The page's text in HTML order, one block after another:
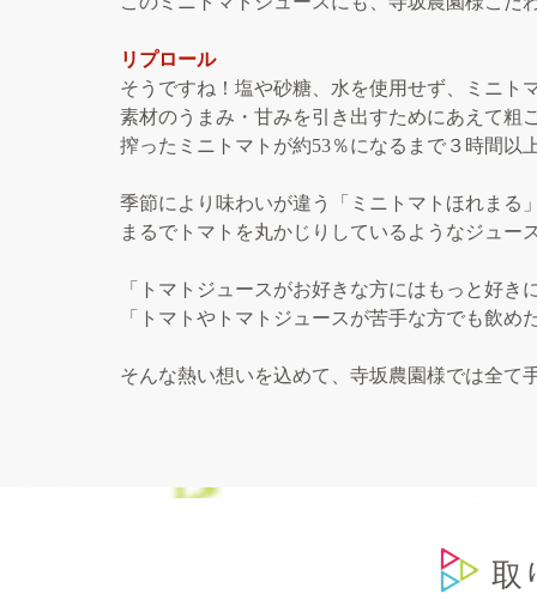
リプロール
そうですね！塩や砂糖、水を使用せず、ミニト
素材のうまみ・甘みを引き出すためにあえて粗
搾ったミニトマトが約53％になるまで３時間以
季節により味わいが違う「ミニトマトほれまる
まるでトマトを丸かじりしているようなジュ
「トマトジュースがお好きな方にはもっと好き
「トマトやトマトジュースが苦手な方でも飲め
そんな熱い想いを込めて、寺坂農園様では全て
取